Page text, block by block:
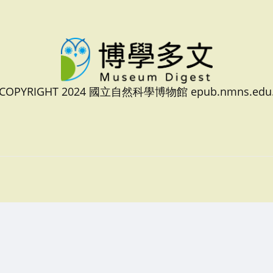
2024 國立自然科學博物館